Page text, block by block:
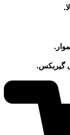
گیربکس.